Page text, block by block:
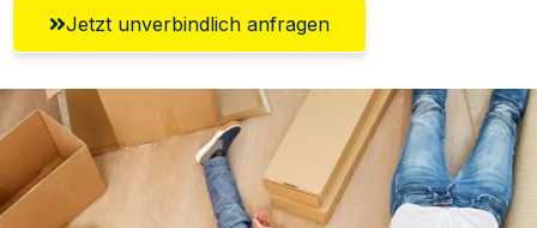
Jetzt unverbindlich anfragen